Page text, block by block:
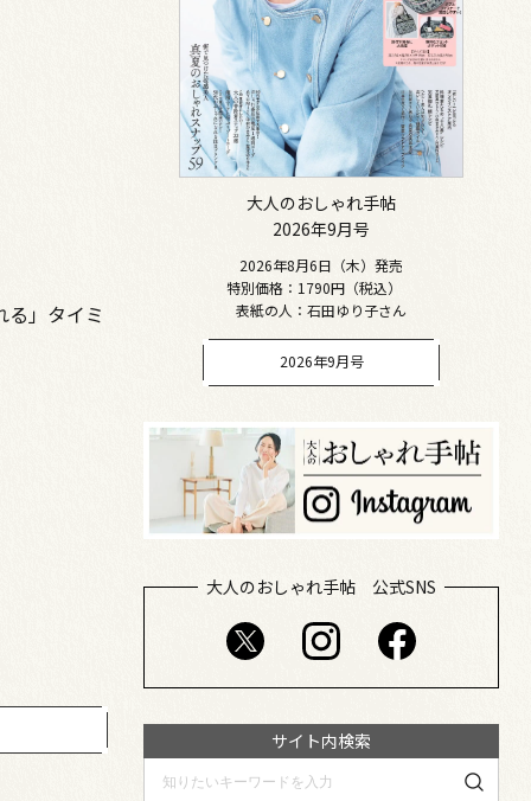
る」タイミ
大人のおしゃれ手帖
2026年9月号
2026年8月6日（木）発売
特別価格：1790円（税込）
表紙の人：石田ゆり子さん
2026年9月号
大人のおしゃれ手帖 公式SNS
サイト内検索